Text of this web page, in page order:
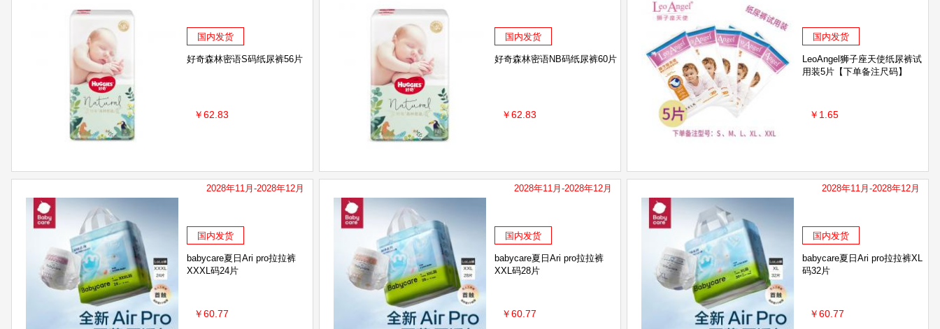
国内发货
好奇森林密语S码纸尿裤56片
￥62.83
国内发货
好奇森林密语NB码纸尿裤60片
￥62.83
国内发货
LeoAngel狮子座天使纸尿裤试
用装5片【下单备注尺码】
￥1.65
2028年11月-2028年12月
国内发货
babycare夏日Ari pro拉拉裤
XXXL码24片
￥60.77
2028年11月-2028年12月
国内发货
babycare夏日Ari pro拉拉裤
XXL码28片
￥60.77
2028年11月-2028年12月
国内发货
babycare夏日Ari pro拉拉裤XL
码32片
￥60.77